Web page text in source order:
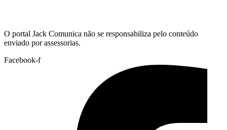
O portal Jack Comunica não se responsabiliza pelo conteúdo
enviado por assessorias.
Facebook-f